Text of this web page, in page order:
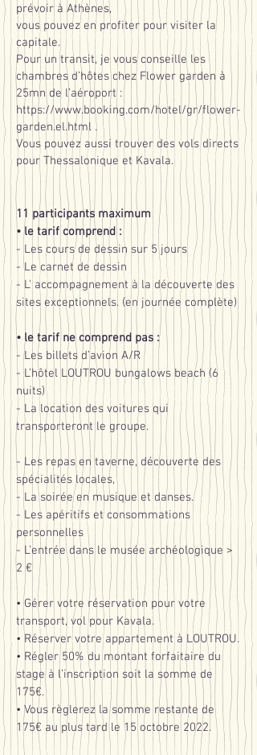
prévoir à Athènes,
vous pouvez en profiter pour visiter la
capitale.
Pour un transit, je vous conseille les
chambres d’hôtes chez Flower garden à
25mn de l’aéroport :
https://www.booking.com/hotel/gr/flower-
garden.el.html .
Vous pouvez aussi trouver des vols directs
pour Thessalonique et Kavala.
11 participants maximum
• le tarif comprend :
- Les cours de dessin sur 5 jours
- Le carnet de dessin
- L' accompagnement à la découverte des
sites exceptionnels. (en journée complète)
• le tarif ne comprend pas :
- Les billets d’avion A/R
- L’hôtel LOUTROU bungalows beach (6
nuits)
- La location des voitures qui
transporteront le groupe.
- Les repas en taverne, découverte des
spécialités locales,
- La soirée en musique et danses.
- Les apéritifs et consommations
personnelles
- L’entrée dans le musée archéologique >
2 €
• Gérer votre réservation pour votre
transport, vol pour Kavala.
• Réserver votre appartement à LOUTROU.
• Régler 50% du montant forfaitaire du
stage à l’inscription soit la somme de
175€.
• Vous règlerez la somme restante de
175€ au plus tard le 15 octobre 2022.